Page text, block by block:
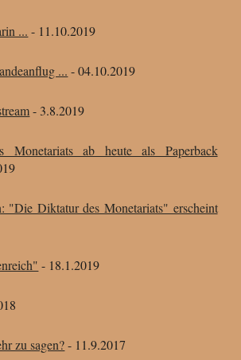
... - 11.10.2019
... - 04.10.2019
- 3.8.2019
Monetariats ab heute als Paperback
"Die Diktatur des Monetariats" erscheint
- 18.1.2019
zu sagen?- 11.9.2017